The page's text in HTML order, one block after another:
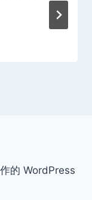
的 WordPress